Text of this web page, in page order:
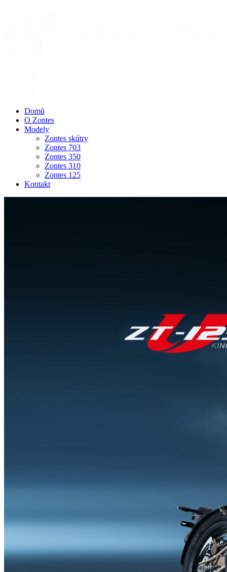
Domů
O Zontes
Modely
Zontes skútry
Zontes 703
Zontes 350
Zontes 310
Zontes 125
Kontakt